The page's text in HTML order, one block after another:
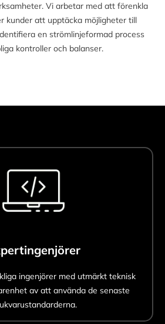
Vi arbetar med att förenkla
kunder att upptäcka möjligheter till
en strömlinjeformad process
kontroller och balanser.
ingenjörer med utmärkt teknisk
av att använda de senaste